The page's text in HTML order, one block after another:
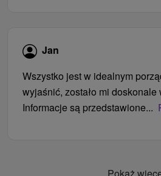
Jan
Wszystko jest w idealnym
wyjaśnić, zostało mi doskonale
Informacje są przedstawione...
Pokaż